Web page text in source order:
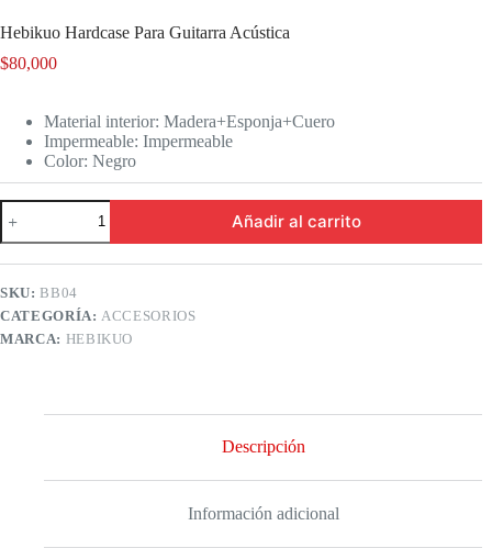
Hebikuo Hardcase Para Guitarra Acústica
$80,000
Material interior: Madera+Esponja+Cuero
Impermeable: Impermeable
Color: Negro
Hebikuo
Hardcase
Para
Guitarra
cantidad
Añadir al carrito
SKU:BB04
CATEGORÍA: ACCESORIOS
MARCA: HEBIKUO
Descripción
Información adicional